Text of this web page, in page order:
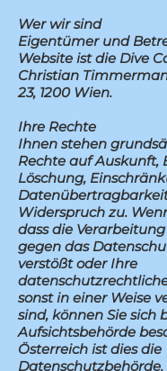
Wer wir sind
Eigentümer und
Website ist die Dive
Christian
23, 1200 Wien.
Ihre Rechte
Ihnen stehen
Rechte auf Auskunft,
Löschung,
Widerspruch zu.
dass die
gegen das
verstößt oder Ihre
sonst in einer Weise
sind, können Sie sich
Aufsichtsbehörde
Österreich ist dies die
Datenschutzbehörde.